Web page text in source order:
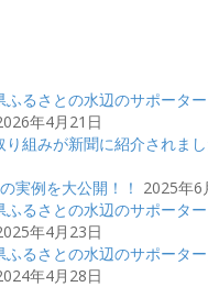
ふるさとの水辺のサポータ
年4月21日
り組みが新聞に紹介されま
実例を大公開！！ 2025年6
ふるさとの水辺のサポータ
年4月23日
ふるさとの水辺のサポータ
年4月28日